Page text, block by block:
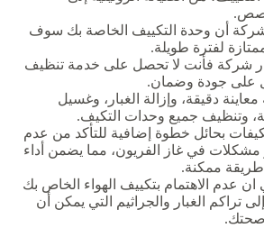
.
أن وحدة التكييف الخاصة بك سوف
لفترة طويلة.
شركة فأنت لا تحصل على خدمة تنظيف
على جودة وضمان.
معاينة دقيقة، وإزالة الغبار، وغسيل
وتنظيف جميع وحدات التكيف.
بحائل خطوة إضافية للتأكد من عدم
مشكلات في غاز الفريون، مما يضمن أداء
طريقة ممكنة.
ان عدم الاهتمام بتكييف الهواء الخاص بك
إلى تراكم الغبار والجراثيم التي يمكن أن
صحتك.